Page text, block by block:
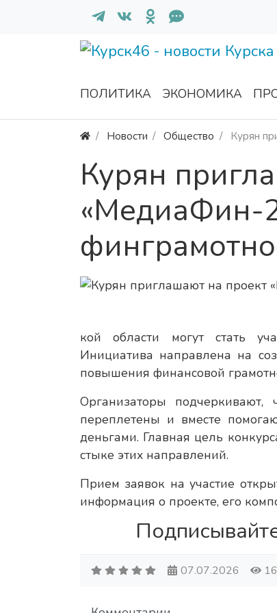
ПОЛИТИКА ЭКОНОМИКА
Новости Общество Курян
Курян
«МедиаФин-
кой области могут стать
Инициатива направлена на
повышения финансовой
Организаторы подчеркивают,
переплетены и вместе
деньгами. Главная цель
стыке этих направлений.
Прием заявок на участие
информация о проекте, его
07.07.2026